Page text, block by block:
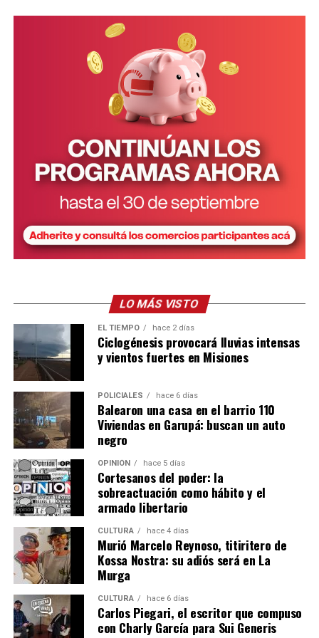
Tanto Da Silveira como Balmaceda coincidieron al
afirmar que vieron a Belén sola, sin ropa más que
pañales e incluso descalza deambular por el patio, tanto
en horas de la siesta como por las noches.
Justamente, Balmaceda indicó que “el problema empezó
cuando a la noche la nena empezaba a llorar mucho. La
pieza de mi hijo tenía una ventana que daba al patio y
no podía dormir porque se escuchaban mucho los
llantos ”.
La mujer sostuvo que ante la repetición de esa escena
decidió actuar. “Un día puse una silla para ver por
encima del muro y vi queestaba la nena llorando
afuera, sola y en pañales en plena noche”, describió.
que recibía. “La señora que trabajaba en mi casa también
empezó a trabajar de limpieza en la casa de la vecina y
ella me contaba quela nena vivía encerrada en una
pieza.Incluso me pedía comida para cocinarle y
llevarle”, añadió.
Esther Leiva trabajó como empleada doméstica en la casa donde
Belén vivió un tiempo con su madre.
LO MÁS VISTO
EL TIEMPO hace 2 días
Ciclogénesis provocará lluvias intensas
y vientos fuertes en Misiones
POLICIALES hace 6 días
Balearon una casa en el barrio 110
Viviendas en Garupá: buscan un auto
negro
OPINIÓN hace 5 días
Cortesanos del poder: la
sobreactuación como hábito y el
armado libertario
CULTURA hace 4 días
Murió Marcelo Reynoso, titiritero de
Kossa Nostra: su adiós será en La
Murga
CULTURA hace 6 días
Carlos Piegari, el escritor que compuso
con Charly García para Sui Generis